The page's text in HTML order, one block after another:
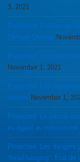
3, 2021
Protected: Pétition de
Climate Change
Protected: Les
November 1, 2021
Protected: Les
séniors November 1,
Protected: Le vaccin
eu égard au mécanisme
Protected: Les dangers
“head-banging”. État